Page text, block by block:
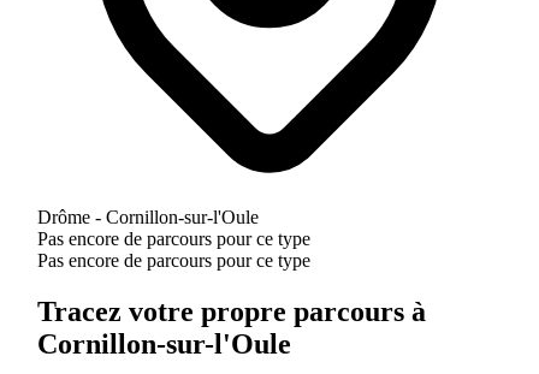
Drôme - Cornillon-sur-l'Oule
Pas encore de parcours pour ce type
Pas encore de parcours pour ce type
Tracez votre propre parcours à
Cornillon-sur-l'Oule